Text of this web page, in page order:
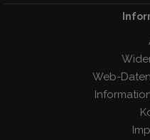
Web-